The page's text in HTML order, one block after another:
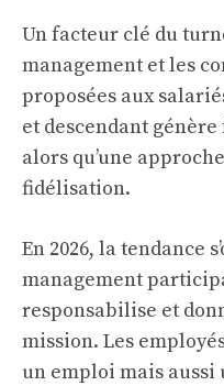
Un facteur clé du
management et les
proposées aux
et descendant
alors qu’une
fidélisation.
En 2026, la tendance
management
responsabilise et
mission. Les
un emploi mais